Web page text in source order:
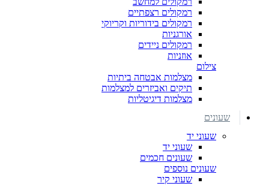
רמקולים רצפתיים
רמקולים בידוריות וקריוקי
אורגניות
רמקולים ניידים
אוזניות
צילום
מצלמות אבטחה ביתיות
תיקים ואביזרים למצלמות
מצלמות דיגיטליות
שעונים
שעוני יד
שעוני יד
שעונים חכמים
שעונים נוספים
שעוני קיר